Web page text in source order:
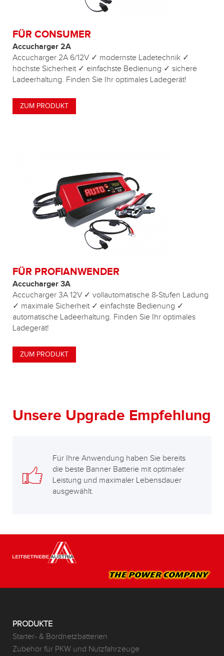
FÜR CONSUMER
Accucharger 2A
Accucharger 2A 6/12V ✓ modernste Ladetechnik ✓
höchste Sicherheit ✓ einfachste Bedienung ✓ sichere
Ladeerhaltung. Finden Sie Ihr optimales Ladegerät!
ZUM PRODUKT
FÜR PROFIANWENDER
Accucharger 3A
Accucharger 3A 12V ✓ vollautomatische 8-Stufen Ladung
✓ maximale Sicherheit ✓ einfachste Bedienung ✓
automatische Ladeerhaltung. Finden Sie Ihr optimales
Ladegerät!
ZUM PRODUKT
Unsere Upgrade Empfehlung
Für Ihre Anwendung haben Sie bereits
die beste Banner Batterie mit optimaler
Leistung und maximaler Lebensdauer
ausgewählt.
PRODUKTE
Starter- & Bordnetzbatterien
Zubehör für PKW und Nutzfahrzeuge